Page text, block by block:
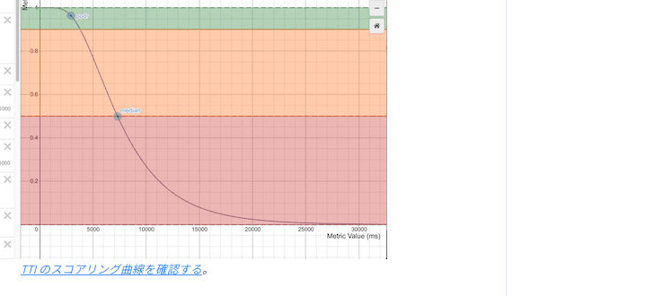
TTI のスコアリング曲線を確認する。